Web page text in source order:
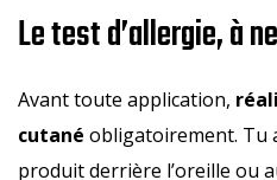
Le test d’allergie, à
Avant toute application,
cutané obligatoirement. Tu
produit derrière l’oreille ou